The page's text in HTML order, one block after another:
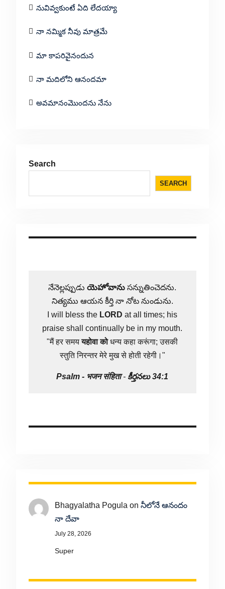
నువివ్వకుంటే ఏది లేదయ్యా
నా నమ్మిక నీవు మాత్రమే
మా కాపరివైనందున
నా మదిలోని ఆనందమా
అవమానంమొందను నేను
Search
SEARCH
నేనెల్లప్పుడుయెహోవాను సన్నుతించెదను.
నిత్యము ఆయన కీర్తి నా నోట నుండును.
I will bless the LORD at all times; his
praise shall continually be in my mouth.
"मैं हर समययहोवा कोधन्य कहा करूंगा; उसकी
स्तुति निरन्तर मेरे मुख से होती रहेगी।"
Psalm - भजन संहिता- కీర్తనలు 34:1
Bhagyalatha Pogula on నీలోనే ఆనందం
నా దేవా
July 28, 2026
Super